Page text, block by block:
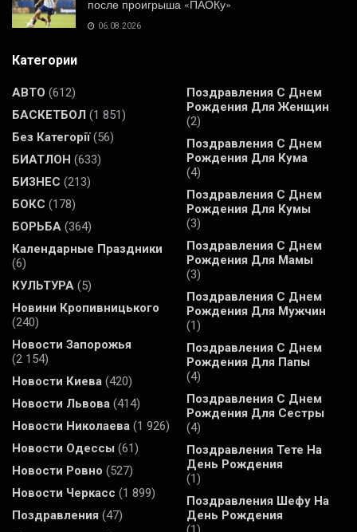
после проигрыша «ПАОКу»
06.08.2026
Категории
АВТО (612)
БАСКЕТБОЛ (1 851)
Без Категорії(56)
БИАТЛОН (633)
БИЗНЕС (213)
БОКС (178)
БОРЬБА (364)
Календарные Праздники
(6)
КУЛЬТУРА (5)
Новини Кропивницького
(240)
Новости Запорожья
(2 154)
Новости Киева (420)
Новости Львова (414)
Новости Николаева (1 926)
Новости Одессы (61)
Новости Ровно (527)
Новости Черкасс (1 899)
Поздравления (47)
Поздравления С Днем
Рождения Для Женщин
(2)
Поздравления С Днем
Рождения Для Кума
(4)
Поздравления С Днем
Рождения Для Кумы
(3)
Поздравления С Днем
Рождения Для Мамы
(3)
Поздравления С Днем
Рождения Для Мужчин
(1)
Поздравления С Днем
Рождения Для Папы
(4)
Поздравления С Днем
Рождения Для Сестры
(4)
Поздравления Тете На
День Рождения
(1)
Поздравления Шефу На
День Рождения